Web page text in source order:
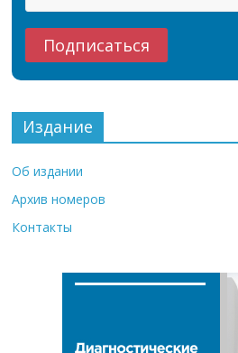
Издание
Об издании
Архив номеров
Контакты